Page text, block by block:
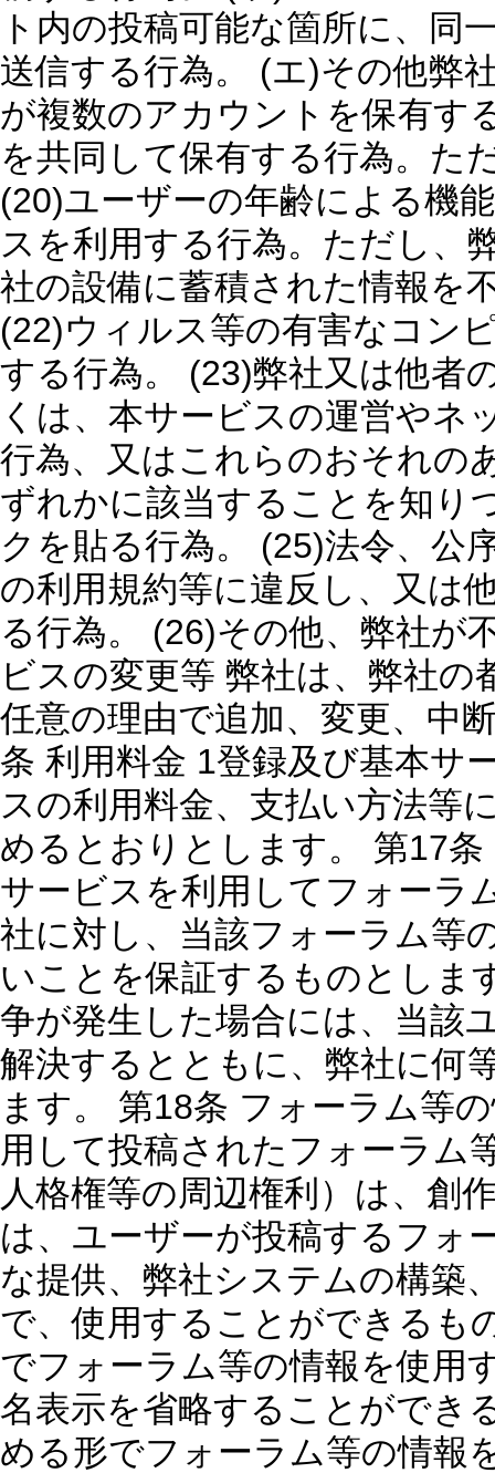
ト内の投稿可能な箇所に、同
送信する行為。 (エ)その他弊
が複数のアカウントを保有す
を共同して保有する行為。た
(20)ユーザーの年齢による機
スを利用する行為。ただし、
社の設備に蓄積された情報を
(22)ウィルス等の有害なコン
する行為。 (23)弊社又は他者
くは、本サービスの運営やネ
行為、又はこれらのおそれの
ずれかに該当することを知り
クを貼る行為。 (25)法令、公
の利用規約等に違反し、又は
る行為。 (26)その他、弊社が
ビスの変更等 弊社は、弊社
任意の理由で追加、変更、中
条 利用料金 1登録及び基本サ
スの利用料金、支払い方法等
めるとおりとします。 第17
サービスを利用してフォーラ
社に対し、当該フォーラム等
いことを保証するものとしま
争が発生した場合には、当該
解決するとともに、弊社に何
ます。 第18条 フォーラム等
用して投稿されたフォーラム
人格権等の周辺権利）は、創
は、ユーザーが投稿するフォ
な提供、弊社システムの構築
で、使用することができるも
でフォーラム等の情報を使用
名表示を省略することができ
める形でフォーラム等の情報